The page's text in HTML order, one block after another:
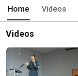
Home Videos
Videos